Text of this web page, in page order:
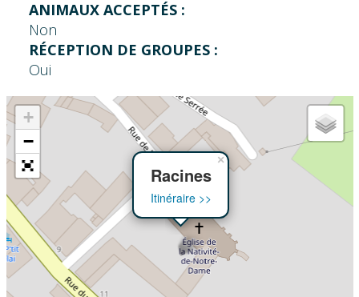
ANIMAUX ACCEPTÉS :
Non
RÉCEPTION DE GROUPES :
Oui
Racines
Itinéraire >>
×
+
−